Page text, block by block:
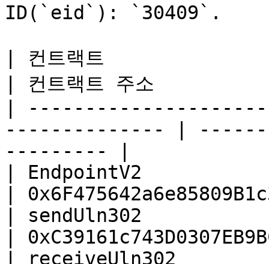
ID(`eid`): `30409`.
| 컨트랙트
| 컨트랙트 주소
|
-------------- |
--------- |
| EndpointV2
|
| sendUln302
|
| receiveUln302